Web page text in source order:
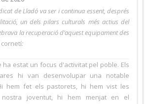
de Lladó va ser i continua essent, després
un dels pilars culturals més actius del
la recuperació d’aquest equipament des
cornetí:
ha estat un focus d'activitat pel poble. Els
hi van desenvolupar una notable
hem fet els pastorets, hi hem vist les
nostra joventut, hi hem menjat en el